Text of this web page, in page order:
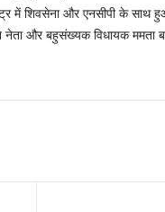
में शिवसेना और एनसीपी के साथ
नेता और बहुसंख्यक विधायक